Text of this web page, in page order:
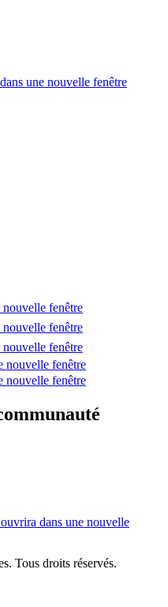
une nouvelle fenêtre
fenêtre
fenêtre
fenêtre
nouvelle fenêtre
nouvelle fenêtre
dans une nouvelle
Tous droits réservés.